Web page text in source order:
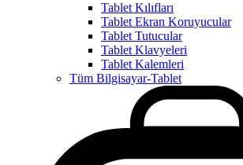
Tablet Kılıfları
Tablet Ekran Koruyucular
Tablet Tutucular
Tablet Klavyeleri
Tablet Kalemleri
Tüm Bilgisayar-Tablet